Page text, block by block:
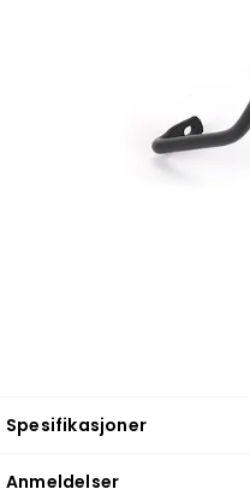
Spesifikasjoner
Anmeldelser